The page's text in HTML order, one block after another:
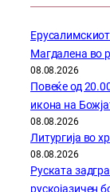
Магдалена во
08.08.2026
Повеќе од
икона на
08.08.2026
Литургија во
08.08.2026
Руската
рускојазичен